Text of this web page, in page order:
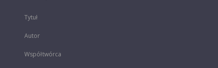
Tytuł
Autor
Współtwórca